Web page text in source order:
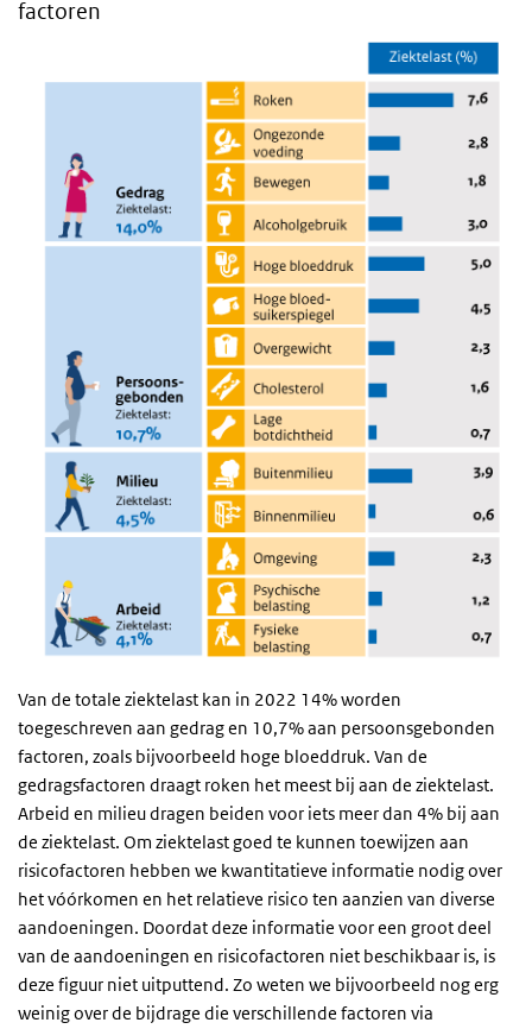
factoren
Van de totale ziektelast kan in 2022 14% worden
toegeschreven aan gedrag en 10,7% aan persoonsgebonden
factoren, zoals bijvoorbeeld hoge bloeddruk. Van de
gedragsfactoren draagt roken het meest bij aan de ziektelast.
Arbeid en milieu dragen beiden voor iets meer dan 4% bij aan
de ziektelast. Om ziektelast goed te kunnen toewijzen aan
risicofactoren hebben we kwantitatieve informatie nodig over
het vóórkomen en het relatieve risico ten aanzien van diverse
aandoeningen. Doordat deze informatie voor een groot deel
van de aandoeningen en risicofactoren niet beschikbaar is, is
deze figuur niet uitputtend. Zo weten we bijvoorbeeld nog erg
weinig over de bijdrage die verschillende factoren via